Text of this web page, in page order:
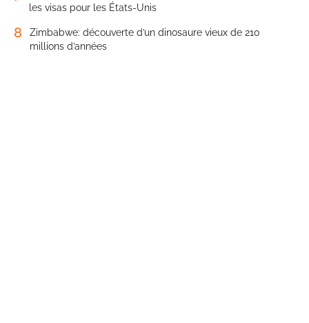
les visas pour les États-Unis
8
Zimbabwe: découverte d’un dinosaure vieux de 210
millions d’années